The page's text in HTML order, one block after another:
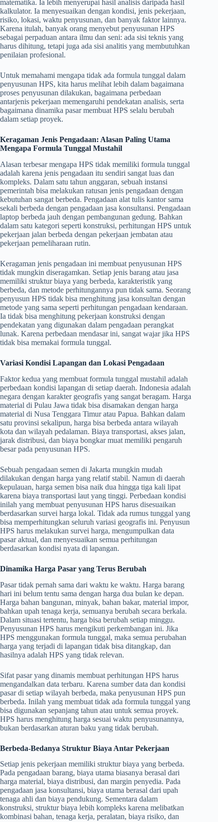
matematika. Ia lebih menyerupai hasil analisis daripada hasil
kalkulator. Ia menyesuaikan dengan kondisi, jenis pekerjaan,
risiko, lokasi, waktu penyusunan, dan banyak faktor lainnya.
Karena itulah, banyak orang menyebut penyusunan HPS
sebagai perpaduan antara ilmu dan seni: ada sisi teknis yang
harus dihitung, tetapi juga ada sisi analitis yang membutuhkan
penilaian profesional.
Untuk memahami mengapa tidak ada formula tunggal dalam
penyusunan HPS, kita harus melihat lebih dalam bagaimana
proses penyusunan dilakukan, bagaimana perbedaan
antarjenis pekerjaan memengaruhi pendekatan analisis, serta
bagaimana dinamika pasar membuat HPS selalu berubah
dalam setiap proyek.
Keragaman Jenis Pengadaan: Alasan Paling Utama
Mengapa Formula Tunggal Mustahil
Alasan terbesar mengapa HPS tidak memiliki formula tunggal
adalah karena jenis pengadaan itu sendiri sangat luas dan
kompleks. Dalam satu tahun anggaran, sebuah instansi
pemerintah bisa melakukan ratusan jenis pengadaan dengan
kebutuhan sangat berbeda. Pengadaan alat tulis kantor sama
sekali berbeda dengan pengadaan jasa konsultansi. Pengadaan
laptop berbeda jauh dengan pembangunan gedung. Bahkan
dalam satu kategori seperti konstruksi, perhitungan HPS untuk
pekerjaan jalan berbeda dengan pekerjaan jembatan atau
pekerjaan pemeliharaan rutin.
Keragaman jenis pengadaan ini membuat penyusunan HPS
tidak mungkin diseragamkan. Setiap jenis barang atau jasa
memiliki struktur biaya yang berbeda, karakteristik yang
berbeda, dan metode perhitungannya pun tidak sama. Seorang
penyusun HPS tidak bisa menghitung jasa konsultan dengan
metode yang sama seperti perhitungan pengadaan kendaraan.
Ia tidak bisa menghitung pekerjaan konstruksi dengan
pendekatan yang digunakan dalam pengadaan perangkat
lunak. Karena perbedaan mendasar ini, sangat wajar jika HPS
tidak bisa memakai formula tunggal.
Variasi Kondisi Lapangan dan Lokasi Pengadaan
Faktor kedua yang membuat formula tunggal mustahil adalah
perbedaan kondisi lapangan di setiap daerah. Indonesia adalah
negara dengan karakter geografis yang sangat beragam. Harga
material di Pulau Jawa tidak bisa disamakan dengan harga
material di Nusa Tenggara Timur atau Papua. Bahkan dalam
satu provinsi sekalipun, harga bisa berbeda antara wilayah
kota dan wilayah pedalaman. Biaya transportasi, akses jalan,
jarak distribusi, dan biaya bongkar muat memiliki pengaruh
besar pada penyusunan HPS.
Sebuah pengadaan semen di Jakarta mungkin mudah
dilakukan dengan harga yang relatif stabil. Namun di daerah
kepulauan, harga semen bisa naik dua hingga tiga kali lipat
karena biaya transportasi laut yang tinggi. Perbedaan kondisi
inilah yang membuat penyusunan HPS harus disesuaikan
berdasarkan survei harga lokal. Tidak ada rumus tunggal yang
bisa memperhitungkan seluruh variasi geografis ini. Penyusun
HPS harus melakukan survei harga, mengumpulkan data
pasar aktual, dan menyesuaikan semua perhitungan
berdasarkan kondisi nyata di lapangan.
Dinamika Harga Pasar yang Terus Berubah
Pasar tidak pernah sama dari waktu ke waktu. Harga barang
hari ini belum tentu sama dengan harga dua bulan ke depan.
Harga bahan bangunan, minyak, bahan bakar, material impor,
bahkan upah tenaga kerja, semuanya berubah secara berkala.
Dalam situasi tertentu, harga bisa berubah setiap minggu.
Penyusunan HPS harus mengikuti perkembangan ini. Jika
HPS menggunakan formula tunggal, maka semua perubahan
harga yang terjadi di lapangan tidak bisa ditangkap, dan
hasilnya adalah HPS yang tidak relevan.
Sifat pasar yang dinamis membuat perhitungan HPS harus
mengandalkan data terbaru. Karena sumber data dan kondisi
pasar di setiap wilayah berbeda, maka penyusunan HPS pun
berbeda. Inilah yang membuat tidak ada formula tunggal yang
bisa digunakan sepanjang tahun atau untuk semua proyek.
HPS harus menghitung harga sesuai waktu penyusunannya,
bukan berdasarkan aturan baku yang tidak berubah.
Berbeda-Bedanya Struktur Biaya Antar Pekerjaan
Setiap jenis pekerjaan memiliki struktur biaya yang berbeda.
Pada pengadaan barang, biaya utama biasanya berasal dari
harga material, biaya distribusi, dan margin penyedia. Pada
pengadaan jasa konsultansi, biaya utama berasal dari upah
tenaga ahli dan biaya pendukung. Sementara dalam
konstruksi, struktur biaya lebih kompleks karena melibatkan
kombinasi bahan, tenaga kerja, peralatan, biaya risiko, dan